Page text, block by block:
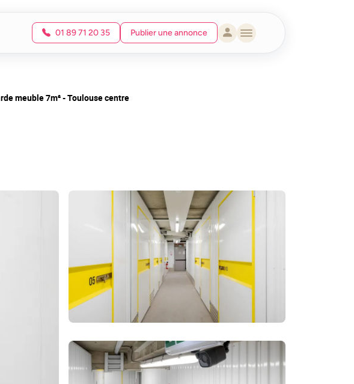
01 89 71 20 35 Publier une annonce
meuble 7m² - Toulouse centre